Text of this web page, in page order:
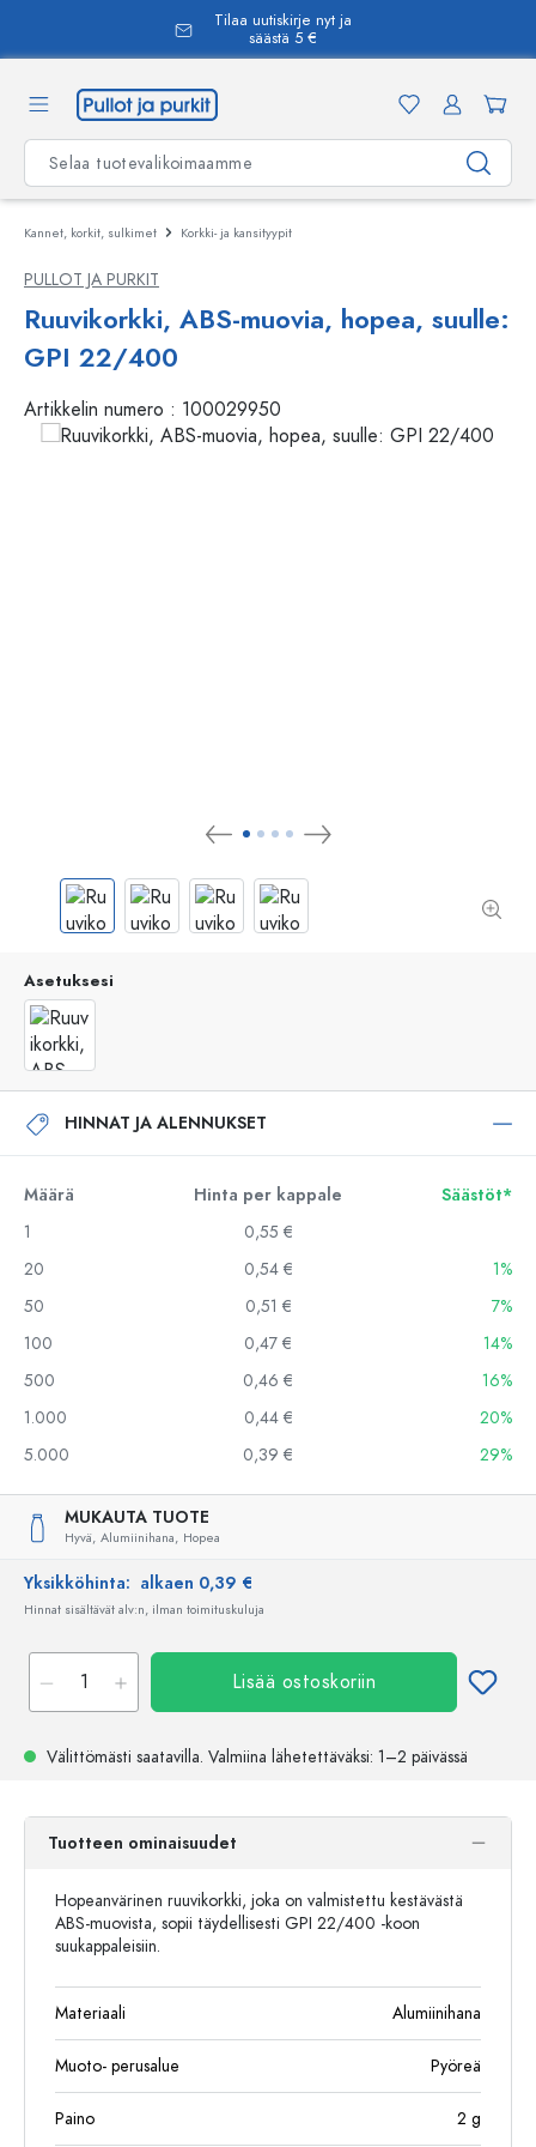
Tilaa uutiskirje nyt ja
säästä 5 €
Kannet, korkit, sulkimet Korkki- ja kansityypit
PULLOT JA PURKIT
Ruuvikorkki, ABS-muovia, hopea, suulle:
GPI 22/400
Artikkelin numero : 100029950
Asetuksesi
HINNAT JA ALENNUKSET
Määrä Hinta per kappale
Säästöt*
1
0,55 €
20
0,54 €
1%
50
0,51 €
7%
100
0,47 €
14%
500
0,46 €
16%
1.000
0,44 €
20%
5.000
0,39 € 29%
MUKAUTA TUOTE
Hyvä, Alumiinihana, Hopea
Yksikköhinta: alkaen 0,39 €
Hinnat sisältävät alv:n, ilman toimituskuluja
Lisää ostoskoriin
Välittömästi saatavilla. Valmiina lähetettäväksi: 1–2 päivässä
Tuotteen ominaisuudet
Hopeanvärinen ruuvikorkki, joka on valmistettu kestävästä
ABS-muovista, sopii täydellisesti GPI 22/400 -koon
suukappaleisiin.
Materiaali Alumiinihana
Muoto- perusalue Pyöreä
Paino 2 g